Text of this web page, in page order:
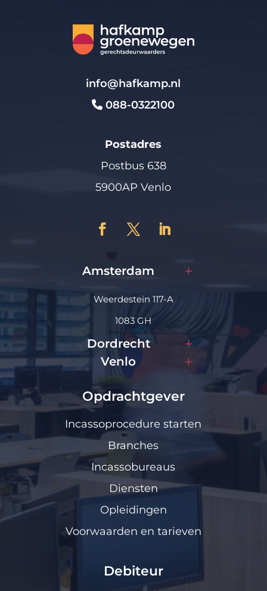
info@hafkamp.nl
088-0322100
Postadres
Postbus 638
5900AP Venlo
Amsterdam
Weerdestein 117-A
1083 GH
Dordrecht
Venlo
Opdrachtgever
Incassoprocedure starten
Branches
Incassobureaus
Diensten
Opleidingen
Voorwaarden en tarieven
Debiteur